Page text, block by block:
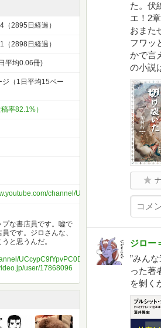
た。伏
エ！2
おまた
フワッ
かで言
の小説
ジロー
”みん
った著
を剝く
（2895日経過）
（2898日経過）
平均0.06冊)
（1日平均15ペー
率82.1%）
channel/
プな書店員です。嘘で
です。ジロさんな、
と思うんだ。
UCcypC9fYpvPC0Dz2qidmMPg
user/17868096